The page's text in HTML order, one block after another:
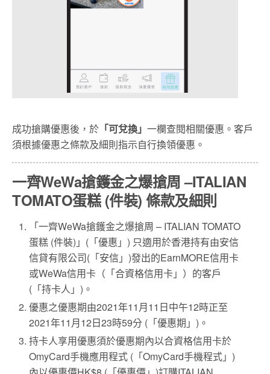
成功搶購優惠後，於 「可兌換」 一欄查閱相關優惠。客戶
須根據優惠之條款及細則指示自行換領優惠。
一齊WeWa搶鑊金之爆搶周 –ITALIAN
TOMATO蛋糕 (件裝) 條款及細則
「一齊WeWa搶鑊金之爆搶周 – ITALIAN TOMATO
蛋糕 (件裝)」(「優惠」) 只適用於香港持有由安信
信貸有限公司(「安信」)發出的EarnMORE信用卡
或WeWa信用卡（「合資格信用卡」）的客戶
(「持卡人」)。
優惠之優惠期由2021年11月11日中午12時正至
2021年11月12日23時59分 (「優惠期」)。
持卡人享用優惠須於優惠期內以合資格信用卡於
OmyCard手機應用程式 (「OmyCard手機程式」)